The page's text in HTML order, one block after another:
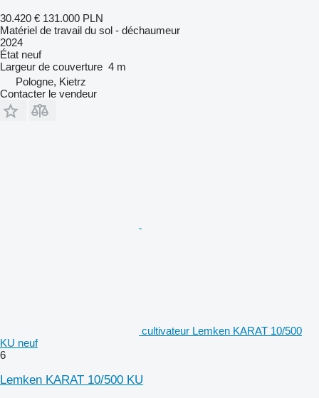
30.420 € 131.000 PLN
Matériel de travail du sol - déchaumeur
2024
État neuf
Largeur de couverture 4 m
Pologne, Kietrz
Contacter le vendeur
cultivateur Lemken KARAT 10/500
KU neuf
6
Lemken KARAT 10/500 KU